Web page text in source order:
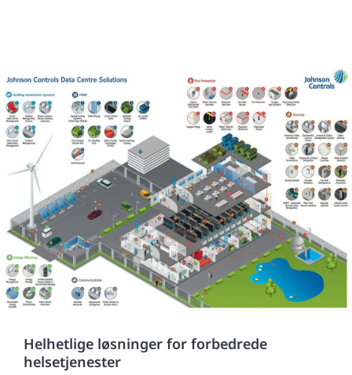
Helhetlige løsninger for forbedrede
helsetjenester